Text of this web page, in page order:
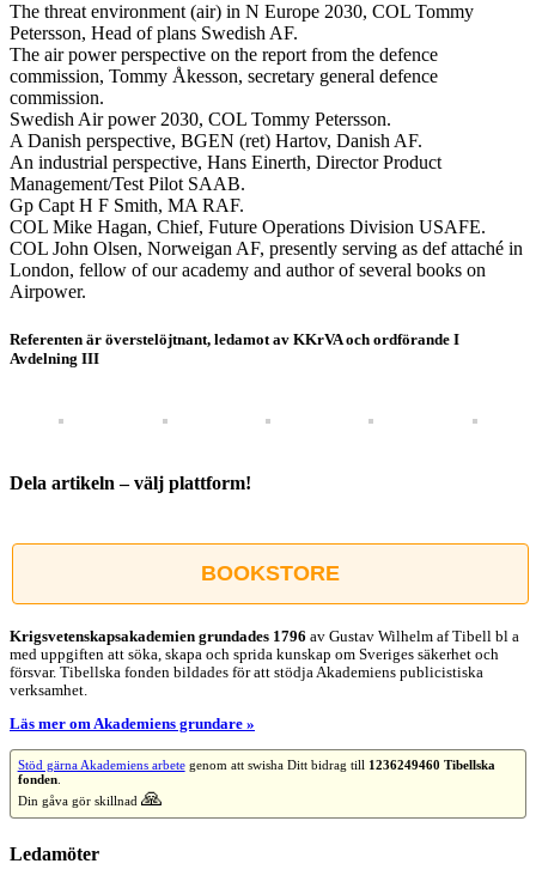
The threat environment (air) in N Europe 2030, COL Tommy
Petersson, Head of plans Swedish AF.
The air power perspective on the report from the defence
commission, Tommy Åkesson, secretary general defence
commission.
Swedish Air power 2030, COL Tommy Petersson.
A Danish perspective, BGEN (ret) Hartov, Danish AF.
An industrial perspective, Hans Einerth, Director Product
Management/Test Pilot SAAB.
Gp Capt H F Smith, MA RAF.
COL Mike Hagan, Chief, Future Operations Division USAFE.
COL John Olsen, Norweigan AF, presently serving as def attaché in
London, fellow of our academy and author of several books on
Airpower.
Referenten är överstelöjtnant, ledamot av KKrVA och ordförande I
Avdelning III
Dela artikeln – välj plattform!
post
BOOKSTORE
Krigsvetenskap­sakademien grundades 1796 av Gustav Wilhelm af Tibell bl a
med uppgiften att söka, skapa och sprida kunskap om Sveriges säkerhet och
försvar. Tibellska fonden bildades för att stödja Akademiens publicistiska
verksamhet.
Läs mer om Akademiens grundare »
Stöd gärna Akademiens arbetegenom att swisha Ditt bidrag till 1236249460 Tibellska
fonden.
Din gåva gör skillnad 🙏
Ledamöter